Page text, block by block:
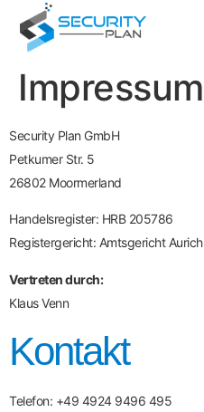
Impressum
Security Plan GmbH
Petkumer Str. 5
26802 Moormerland
Handelsregister: HRB 205786
Registergericht: Amtsgericht Aurich
Vertreten durch:
Klaus Venn
Kontakt
Telefon: +49 4924 9496 495